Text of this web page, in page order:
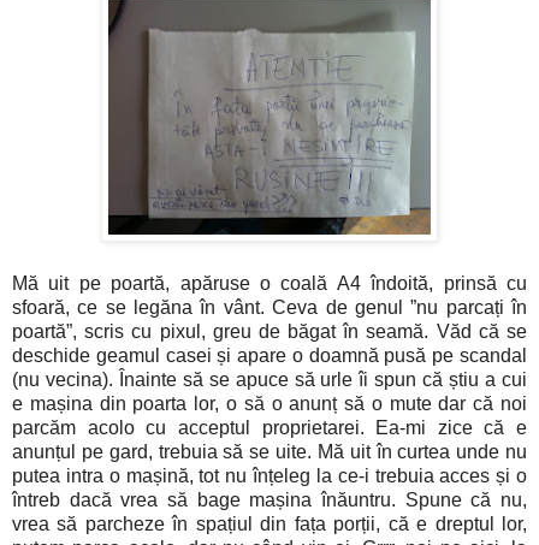
Mă uit pe poartă, apăruse o coală A4 îndoită, prinsă cu
sfoară, ce se legăna în vânt. Ceva de genul ”nu parcați în
poartă”, scris cu pixul, greu de băgat în seamă. Văd că se
deschide geamul casei și apare o doamnă pusă pe scandal
(nu vecina). Înainte să se apuce să urle îi spun că știu a cui
e mașina din poarta lor, o să o anunț să o mute dar că noi
parcăm acolo cu acceptul proprietarei. Ea-mi zice că e
anunțul pe gard, trebuia să se uite. Mă uit în curtea unde nu
putea intra o mașină, tot nu înțeleg la ce-i trebuia acces și o
întreb dacă vrea să bage mașina înăuntru. Spune că nu,
vrea să parcheze în spațiul din fața porții, că e dreptul lor,